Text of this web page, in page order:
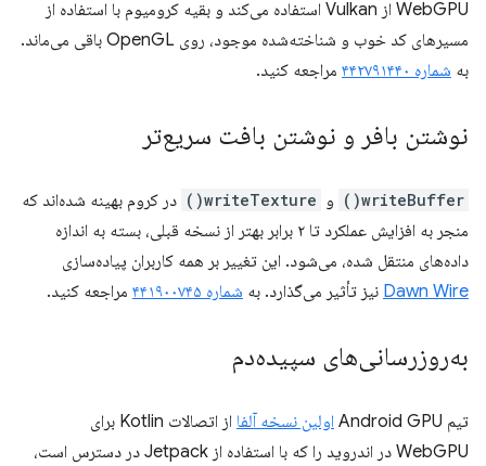
WebGPU از Vulkan استفاده می‌کند و بقیه کرومیوم با استفاده از
مسیرهای کد خوب و شناخته‌شده موجود، روی OpenGL باقی می‌ماند.
به شماره ۴۴۲۷۹۱۴۴۰ ​​مراجعه کنید.
نوشتن بافر و نوشتن بافت سریع‌تر
writeBuffer() و writeTexture()
در کروم بهینه شده‌اند که
منجر به افزایش عملکرد تا ۲ برابر بهتر از نسخه قبلی، بسته به اندازه
داده‌های منتقل شده، می‌شود. این تغییر بر همه کاربران پیاده‌سازی
Dawn Wire نیز تأثیر می‌گذارد. به شماره ۴۴۱۹۰۰۷۴۵ مراجعه کنید.
به‌روزرسانی‌های سپیده‌دم
تیم Android GPU اولین نسخه آلفا
از اتصالات Kotlin برای
WebGPU در اندروید را که با استفاده از Jetpack در دسترس است،